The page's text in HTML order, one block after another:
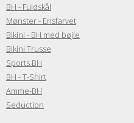
BH - Fuldskål
Mønster - Ensfarvet
Bikini - BH med bøjle
Bikini Trusse
Sports BH
BH - T-Shirt
Amme-BH
Seduction